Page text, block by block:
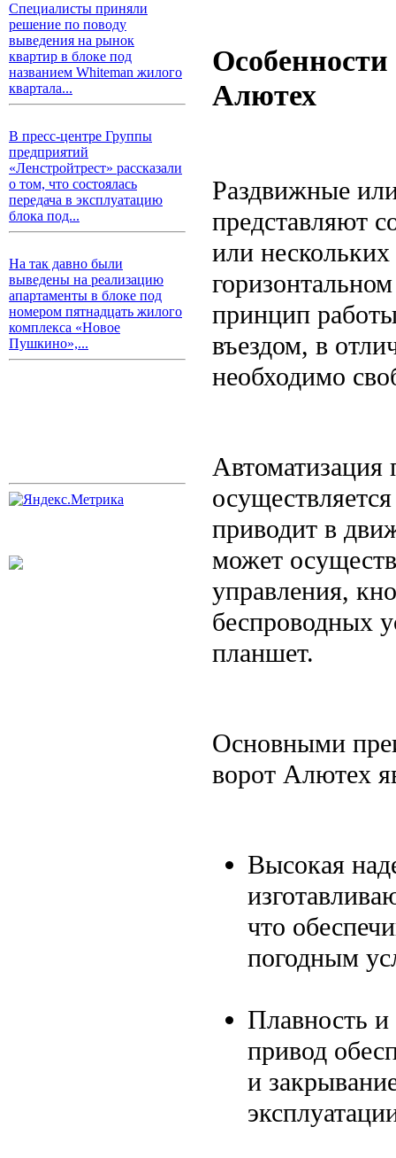
Специалисты приняли
решение по поводу
выведения на рынок
квартир в блоке под
названием Whiteman жилого
квартала...
В пресс-центре Группы
предприятий
«Ленстройтрест» рассказали
о том, что состоялась
передача в эксплуатацию
блока под...
На так давно были
выведены на реализацию
апартаменты в блоке под
номером пятнадцать жилого
комплекса «Новое
Пушкино»,...
Алютех
Раздвижные
представляют
или
принцип
въездом, в
необходимо
Автоматизация
приводит в
может
управления,
беспроводных
планшет.
Основными
ворот Алютех
Высокая
что
погодным
Плавность
привод
и